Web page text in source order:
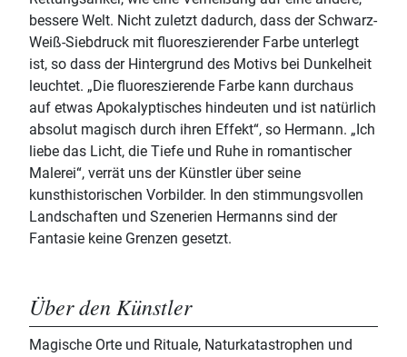
bessere Welt. Nicht zuletzt dadurch, dass der Schwarz-
Weiß-Siebdruck mit fluoreszierender Farbe unterlegt
ist, so dass der Hintergrund des Motivs bei Dunkelheit
leuchtet. „Die fluoreszierende Farbe kann durchaus
auf etwas Apokalyptisches hindeuten und ist natürlich
absolut magisch durch ihren Effekt“, so Hermann. „Ich
liebe das Licht, die Tiefe und Ruhe in romantischer
Malerei“, verrät uns der Künstler über seine
kunsthistorischen Vorbilder. In den stimmungsvollen
Landschaften und Szenerien Hermanns sind der
Fantasie keine Grenzen gesetzt.
Über den Künstler
Magische Orte und Rituale, Naturkatastrophen und